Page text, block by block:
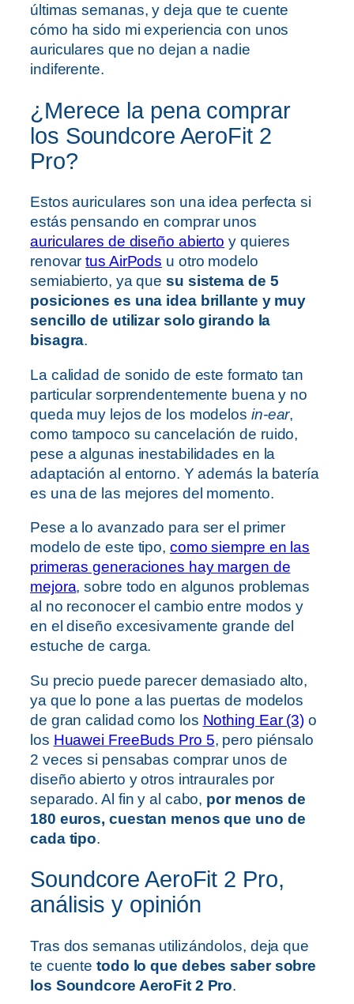
últimas semanas, y deja que te cuente
cómo ha sido mi experiencia con unos
auriculares que no dejan a nadie
indiferente.
¿Merece la pena comprar
los Soundcore AeroFit 2
Pro?
Estos auriculares son una idea perfecta si
estás pensando en comprar unos
auriculares de diseño abierto y quieres
renovartus AirPods u otro modelo
semiabierto, ya que su sistema de 5
posiciones es una idea brillante y muy
sencillo de utilizar solo girando la
bisagra.
La calidad de sonido de este formato tan
particular sorprendentemente buena y no
queda muy lejos de los modelos in-ear,
como tampoco su cancelación de ruido,
pese a algunas inestabilidades en la
adaptación al entorno. Y además la batería
es una de las mejores del momento.
Pese a lo avanzado para ser el primer
modelo de este tipo, como siempre en las
primeras generaciones hay margen de
mejora, sobre todo en algunos problemas
al no reconocer el cambio entre modos y
en el diseño excesivamente grande del
estuche de carga.
Su precio puede parecer demasiado alto,
ya que lo pone a las puertas de modelos
de gran calidad como los Nothing Ear (3) o
los Huawei FreeBuds Pro 5, pero piénsalo
2 veces si pensabas comprar unos de
diseño abierto y otros intraurales por
separado. Al fin y al cabo, por menos de
180 euros, cuestan menos que uno de
cada tipo.
Soundcore AeroFit 2 Pro,
análisis y opinión
Tras dos semanas utilizándolos, deja que
te cuentetodo lo que debes saber sobre
los Soundcore AeroFit 2 Pro.